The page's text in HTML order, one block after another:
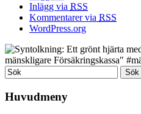
Inlägg via RSS
Kommentarer via RSS
WordPress.org
Huvudmeny